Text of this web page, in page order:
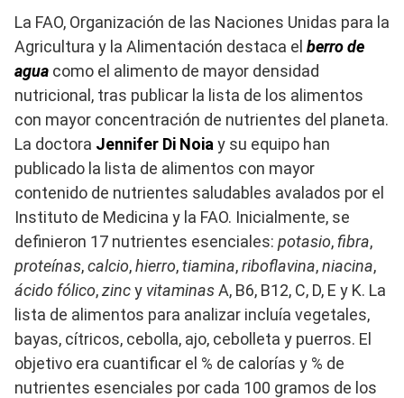
La FAO, Organización de las Naciones Unidas para la
Agricultura y la Alimentación destaca el berro de
agua como el alimento de mayor densidad
nutricional, tras publicar la lista de los alimentos
con mayor concentración de nutrientes del planeta.
La doctora Jennifer Di Noia y su equipo han
publicado la lista de alimentos con mayor
contenido de nutrientes saludables avalados por el
Instituto de Medicina y la FAO. Inicialmente, se
definieron 17 nutrientes esenciales: potasio, fibra,
proteínas,calcio,hierro,tiamina,riboflavina,niacina,
ácido fólico,zincy vitaminasA, B6, B12, C, D, E y K. La
lista de alimentos para analizar incluía vegetales,
bayas, cítricos, cebolla, ajo, cebolleta y puerros. El
objetivo era cuantificar el % de calorías y % de
nutrientes esenciales por cada 100 gramos de los